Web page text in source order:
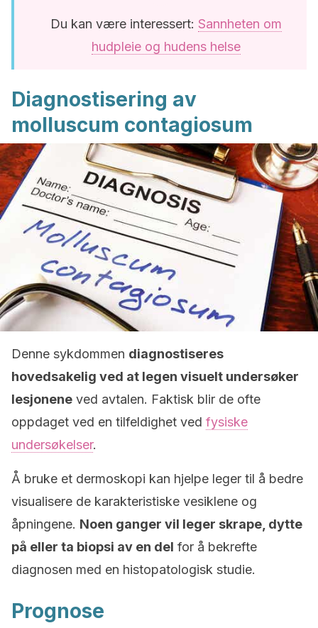
Du kan være interessert: Sannheten om
hudpleie og hudens helse
Diagnostisering av
molluscum contagiosum
Denne sykdommen diagnostiseres
hovedsakelig ved at legen visuelt undersøker
lesjonene ved avtalen. Faktisk blir de ofte
oppdaget ved en tilfeldighet ved fysiske
undersøkelser.
Å bruke et dermoskopi kan hjelpe leger til å bedre
visualisere de karakteristiske vesiklene og
åpningene. Noen ganger vil leger skrape, dytte
på eller ta biopsi av en del for å bekrefte
diagnosen med en histopatologisk studie.
Prognose